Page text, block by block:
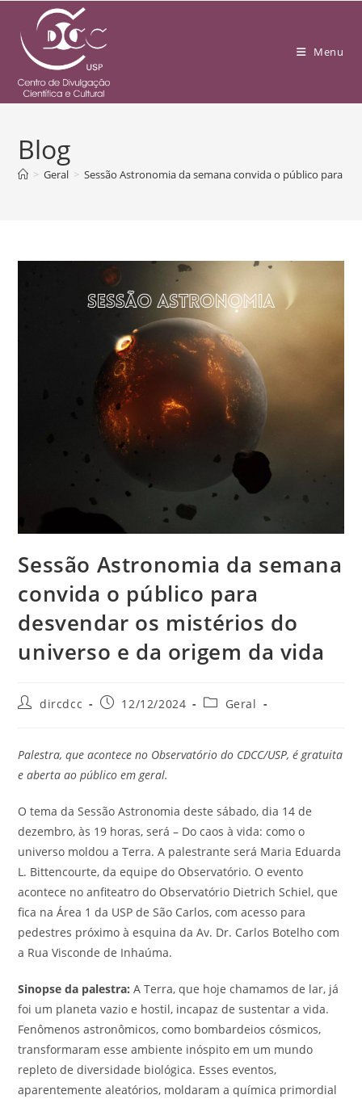
Menu
Blog
> Geral > Sessão Astronomia da semana convida o público para
Sessão Astronomia da semana
convida o público para
desvendar os mistérios do
universo e da origem da vida
dircdcc 12/12/2024 Geral
Palestra, que acontece no Observatório do CDCC/USP, é gratuita
e aberta ao público em geral.
O tema da Sessão Astronomia deste sábado, dia 14 de
dezembro, às 19 horas, será – Do caos à vida: como o
universo moldou a Terra. A palestrante será Maria Eduarda
L. Bittencourte, da equipe do Observatório. O evento
acontece no anfiteatro do Observatório Dietrich Schiel, que
fica na Área 1 da USP de São Carlos, com acesso para
pedestres próximo à esquina da Av. Dr. Carlos Botelho com
a Rua Visconde de Inhaúma.
Sinopse da palestra: A Terra, que hoje chamamos de lar, já
foi um planeta vazio e hostil, incapaz de sustentar a vida.
Fenômenos astronômicos, como bombardeios cósmicos,
transformaram esse ambiente inóspito em um mundo
repleto de diversidade biológica. Esses eventos,
aparentemente aleatórios, moldaram a química primordial